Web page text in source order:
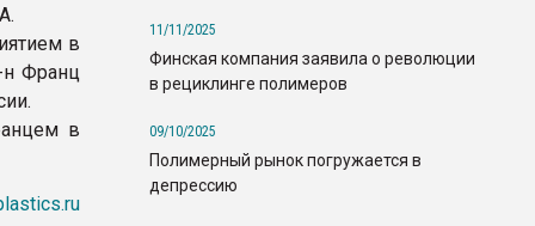
в
н Франц
в
11/11/2025
Финская компания заявила о революции
в рециклинге полимеров
09/10/2025
Полимерный рынок погружается в
депрессию